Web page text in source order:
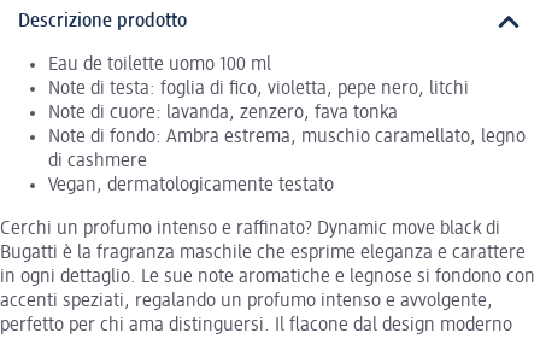
Descrizione prodotto
Eau de toilette uomo 100 ml
Note di testa: foglia di fico, violetta, pepe nero, litchi
Note di cuore: lavanda, zenzero, fava tonka
Note di fondo: Ambra estrema, muschio caramellato, legno
di cashmere
Vegan, dermatologicamente testato
Cerchi un profumo intenso e raffinato? Dynamic move black di
Bugatti è la fragranza maschile che esprime eleganza e carattere
in ogni dettaglio. Le sue note aromatiche e legnose si fondono con
accenti speziati, regalando un profumo intenso e avvolgente,
perfetto per chi ama distinguersi. Il flacone dal design moderno